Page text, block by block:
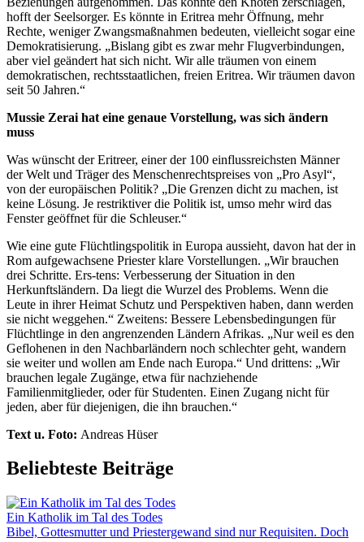
hofft der Seelsorger. Es könnte in Eritrea mehr Öffnung, mehr
Rechte, weniger Zwangsmaßnahmen bedeuten, vielleicht sogar eine
Demokratisierung. „Bislang gibt es zwar mehr Flugverbindungen,
aber viel geändert hat sich nicht. Wir alle träumen von einem
demokratischen, rechtsstaatlichen, freien Eritrea. Wir träumen davon
seit 50 Jahren.“
Mussie Zerai hat eine genaue Vorstellung, was sich ändern
muss
Was wünscht der Eritreer, einer der 100 einflussreichsten Männer
der Welt und Träger des Menschenrechtspreises von „Pro Asyl“,
von der europäischen Politik? „Die Grenzen dicht zu machen, ist
keine Lösung. Je restriktiver die Politik ist, umso mehr wird das
Fenster geöffnet für die Schleuser.“
Wie eine gute Flüchtlingspolitik in Europa aussieht, davon hat der in
Rom aufgewachsene Priester klare Vorstellungen. „Wir brauchen
drei Schritte. Ers-tens: Verbesserung der Situation in den
Herkunftsländern. Da liegt die Wurzel des Problems. Wenn die
Leute in ihrer Heimat Schutz und Perspektiven haben, dann werden
sie nicht weggehen.“ Zweitens: Bessere Lebensbedingungen für
Flüchtlinge in den angrenzenden Ländern Afrikas. „Nur weil es den
Geflohenen in den Nachbarländern noch schlechter geht, wandern
sie weiter und wollen am Ende nach Europa.“ Und drittens: „Wir
brauchen legale Zugänge, etwa für nachziehende
Familienmitglieder, oder für Studenten. Einen Zugang nicht für
jeden, aber für diejenigen, die ihn brauchen.“
Text u. Foto: Andreas Hüser
Beliebteste Beiträge
Ein Katholik im Tal des Todes
Bibel, Gottesmutter und Priestergewand sind nur Requisiten. Doch